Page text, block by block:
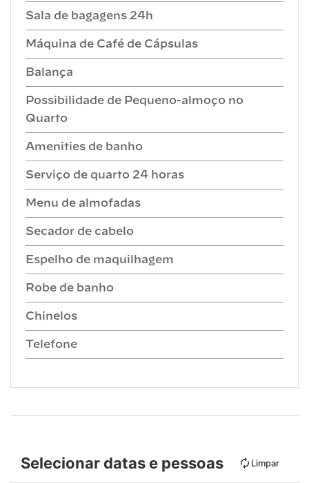
Sala de bagagens 24h
Máquina de Café de Cápsulas
Balança
Possibilidade de Pequeno-almoço no
Quarto
Amenities de banho
Serviço de quarto 24 horas
Menu de almofadas
Secador de cabelo
Espelho de maquilhagem
Robe de banho
Chinelos
Telefone
Selecionar datas e pessoas Limpar